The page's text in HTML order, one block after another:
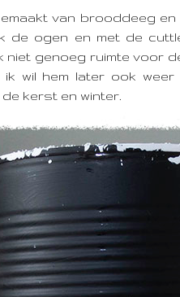
van brooddeeg en
de ogen en met de
genoeg ruimte voor
wil hem later ook
kerst en winter.